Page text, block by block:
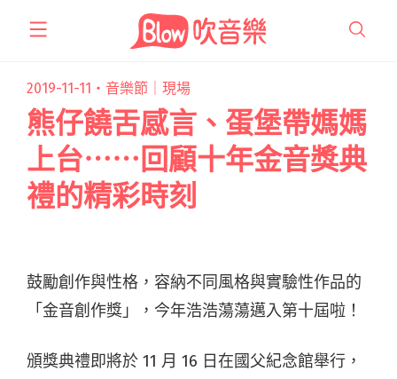
2019-11-11・ 音樂節｜現場
熊仔饒舌感言、蛋堡帶媽媽
上台⋯⋯回顧十年金音獎典
禮的精彩時刻
鼓勵創作與性格，容納不同風格與實驗性作品的
「金音創作獎」，今年浩浩蕩蕩邁入第十屆啦！
頒獎典禮即將於 11 月 16 日在國父紀念館舉行，